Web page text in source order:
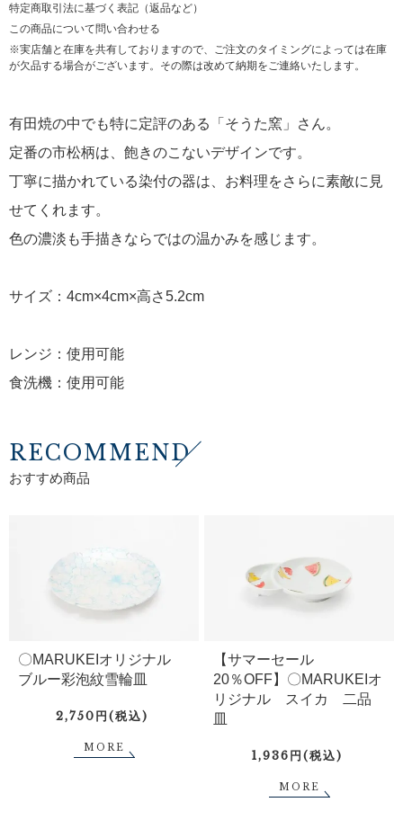
特定商取引法に基づく表記（返品など）
この商品について問い合わせる
※実店舗と在庫を共有しておりますので、ご注文のタイミングによっては在庫
が欠品する場合がございます。その際は改めて納期をご連絡いたします。
有田焼の中でも特に定評のある「そうた窯」さん。
定番の市松柄は、飽きのこないデザインです。
丁寧に描かれている染付の器は、お料理をさらに素敵に見
せてくれます。
色の濃淡も手描きならではの温かみを感じます。
サイズ：4cm×4cm×高さ5.2cm
レンジ：使用可能
食洗機：使用可能
RECOMMEND
おすすめ商品
〇MARUKEIオリジナル
ブルー彩泡紋雪輪皿
2,750円(税込)
MORE
【サマーセール
20％OFF】〇MARUKEIオ
リジナル スイカ 二品
皿
1,936円(税込)
MORE